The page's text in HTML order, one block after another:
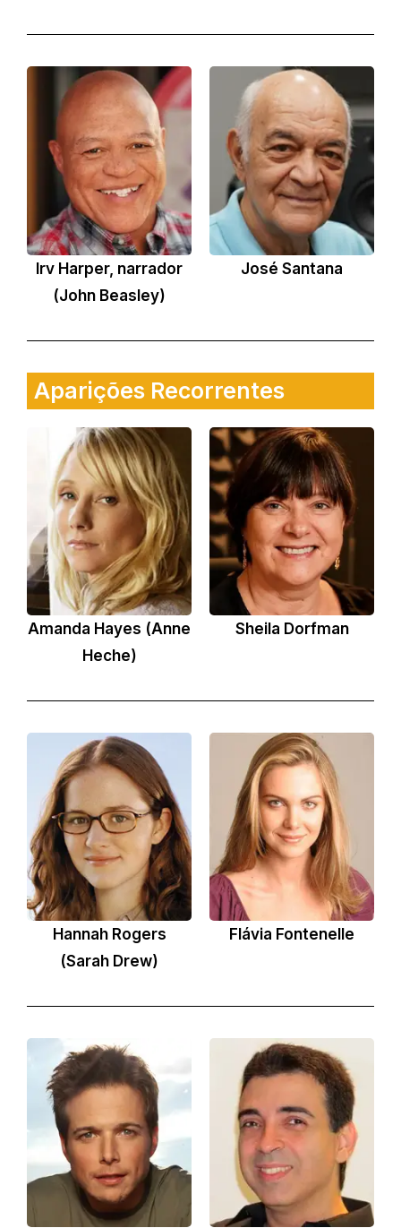
Irv Harper, narrador
(John Beasley)
José Santana
Aparições Recorrentes
Amanda Hayes (Anne
Heche)
Sheila Dorfman
Hannah Rogers
(Sarah Drew)
Flávia Fontenelle